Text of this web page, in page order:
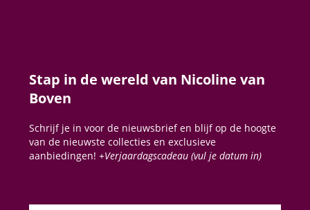
Stap in de wereld van Nicoline van
Boven
Schrijf je in voor de nieuwsbrief en blijf op de hoogte
van de nieuwste collecties en exclusieve
aanbiedingen!+Verjaardagscadeau (vul je datum in)